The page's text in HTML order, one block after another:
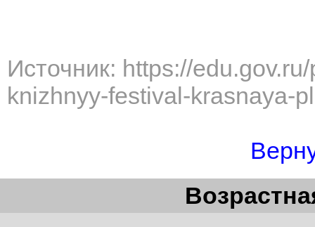
Источник: https://
knizhnyy-festival-krasnaya-